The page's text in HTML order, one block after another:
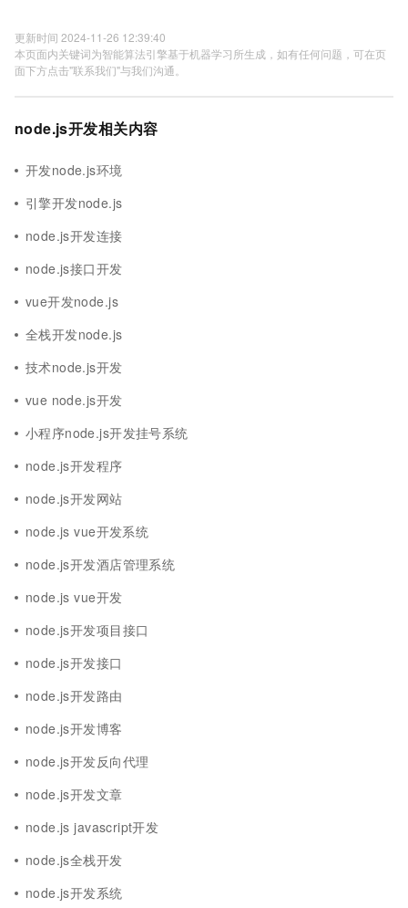
更新时间 2024-11-26 12:39:40
本页面内关键词为智能算法引擎基于机器学习所生成，如有任何问题，可在页
面下方点击"联系我们"与我们沟通。
node.js开发相关内容
开发node.js环境
引擎开发node.js
node.js开发连接
node.js接口开发
vue开发node.js
全栈开发node.js
技术node.js开发
vue node.js开发
小程序node.js开发挂号系统
node.js开发程序
node.js开发网站
node.js vue开发系统
node.js开发酒店管理系统
node.js vue开发
node.js开发项目接口
node.js开发接口
node.js开发路由
node.js开发博客
node.js开发反向代理
node.js开发文章
node.js javascript开发
node.js全栈开发
node.js开发系统